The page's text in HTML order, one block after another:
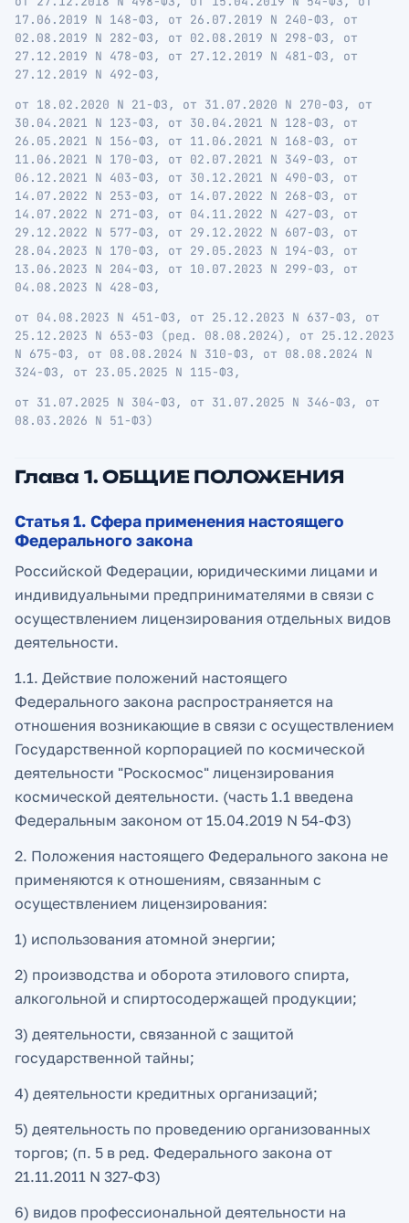
17.06.2019 N 148-ФЗ, от 26.07.2019 N 240-ФЗ, от
02.08.2019 N 282-ФЗ, от 02.08.2019 N 298-ФЗ, от
27.12.2019 N 478-ФЗ, от 27.12.2019 N 481-ФЗ, от
27.12.2019 N 492-ФЗ,
от 18.02.2020 N 21-ФЗ, от 31.07.2020 N 270-ФЗ, от
30.04.2021 N 123-ФЗ, от 30.04.2021 N 128-ФЗ, от
26.05.2021 N 156-ФЗ, от 11.06.2021 N 168-ФЗ, от
11.06.2021 N 170-ФЗ, от 02.07.2021 N 349-ФЗ, от
06.12.2021 N 403-ФЗ, от 30.12.2021 N 490-ФЗ, от
14.07.2022 N 253-ФЗ, от 14.07.2022 N 268-ФЗ, от
14.07.2022 N 271-ФЗ, от 04.11.2022 N 427-ФЗ, от
29.12.2022 N 577-ФЗ, от 29.12.2022 N 607-ФЗ, от
28.04.2023 N 170-ФЗ, от 29.05.2023 N 194-ФЗ, от
13.06.2023 N 204-ФЗ, от 10.07.2023 N 299-ФЗ, от
04.08.2023 N 428-ФЗ,
от 04.08.2023 N 451-ФЗ, от 25.12.2023 N 637-ФЗ, от
25.12.2023 N 653-ФЗ (ред. 08.08.2024), от 25.12.2023
N 675-ФЗ, от 08.08.2024 N 310-ФЗ, от 08.08.2024 N
324-ФЗ, от 23.05.2025 N 115-ФЗ,
от 31.07.2025 N 304-ФЗ, от 31.07.2025 N 346-ФЗ, от
08.03.2026 N 51-ФЗ)
Глава 1. ОБЩИЕ ПОЛОЖЕНИЯ
Статья 1. Сфера применения настоящего
Федерального закона
Российской Федерации, юридическими лицами и
индивидуальными предпринимателями в связи с
осуществлением лицензирования отдельных видов
деятельности.
1.1. Действие положений настоящего
Федерального закона распространяется на
отношения возникающие в связи с осуществлением
Государственной корпорацией по космической
деятельности "Роскосмос" лицензирования
космической деятельности. (часть 1.1 введена
Федеральным законом от 15.04.2019 N 54-ФЗ)
2. Положения настоящего Федерального закона не
применяются к отношениям, связанным с
осуществлением лицензирования:
1) использования атомной энергии;
2) производства и оборота этилового спирта,
алкогольной и спиртосодержащей продукции;
3) деятельности, связанной с защитой
государственной тайны;
4) деятельности кредитных организаций;
5) деятельность по проведению организованных
торгов; (п. 5 в ред. Федерального закона от
21.11.2011 N 327-ФЗ)
6) видов профессиональной деятельности на